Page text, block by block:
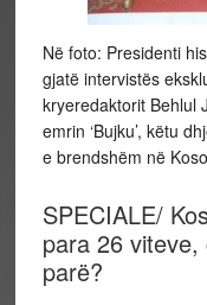
Në foto: Presidenti
gjatë intervistës
kryeredaktorit Behlul
emrin ‘Bujku’, këtu
e brendshëm në
SPECIALE/
para 26
parë?